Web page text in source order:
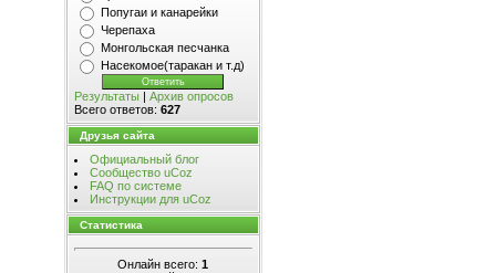
Попугаи и канарейки
Черепаха
Монгольская песчанка
Насекомое(таракан и т.д)
Результаты| Архив опросов
Всего ответов: 627
Друзья сайта
Официальный блог
Сообщество uCoz
FAQ по системе
Инструкции для uCoz
Статистика
Онлайн всего: 1